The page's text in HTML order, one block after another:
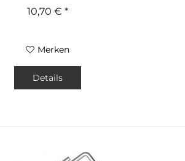
10,70 € *
Merken
Details